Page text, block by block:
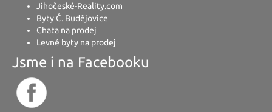
Jihočeské-Reality.com
Byty Č. Budějovice
Chata na prodej
Levné byty na prodej
Jsme i na Facebooku